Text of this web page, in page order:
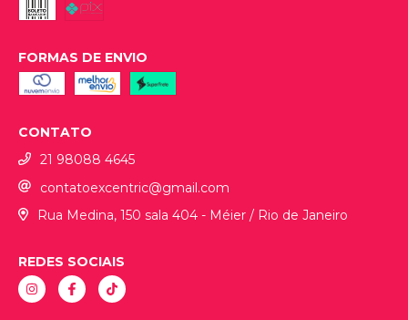
FORMAS DE ENVIO
CONTATO
21 98088 4645
contatoexcentric@gmail.com
Rua Medina, 150 sala 404 - Méier / Rio de Janeiro
REDES SOCIAIS